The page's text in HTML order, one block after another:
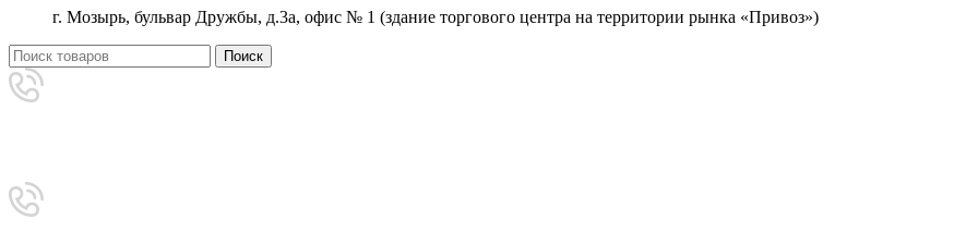
г. Мозырь, бульвар Дружбы, д.3а, офис № 1 (здание торгового центра на территории рынка «Привоз»)
Поиск